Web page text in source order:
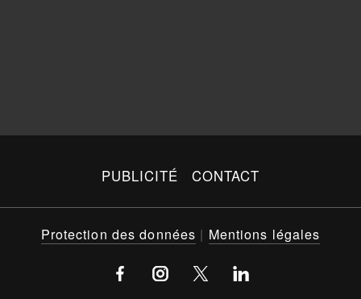
PUBLICITÉ CONTACT
Protection des données | Mentions légales